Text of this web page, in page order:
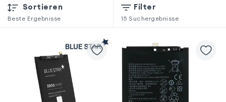
Sortieren
Beste Ergebnisse
Filter
15 Suchergebnisse